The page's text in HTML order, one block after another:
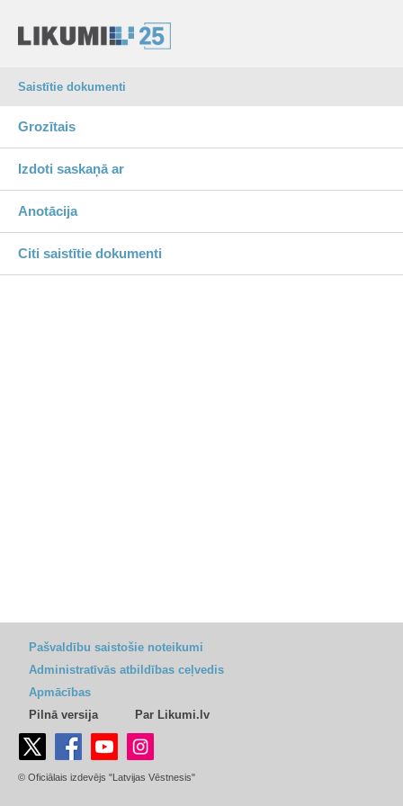
Saistītie dokumenti
Grozītais
Izdoti saskaņā ar
Anotācija
Citi saistītie dokumenti
Pašvaldību saistošie noteikumi
Administratīvās atbildības ceļvedis
Apmācības
Pilnā versija
Par Likumi.lv
© Oficiālais izdevējs "Latvijas Vēstnesis"